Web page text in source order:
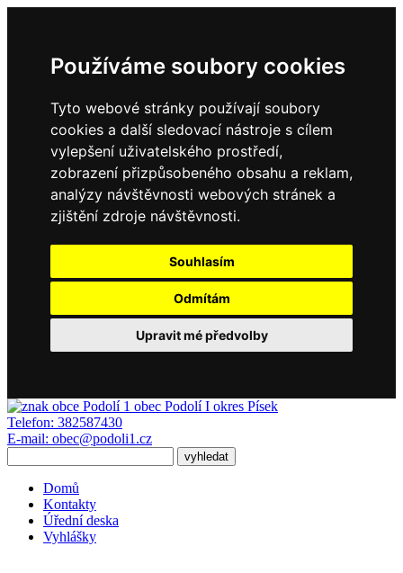
Používáme soubory cookies
Tyto webové stránky používají soubory
cookies a další sledovací nástroje s cílem
vylepšení uživatelského prostředí,
zobrazení přizpůsobeného obsahu a reklam,
analýzy návštěvnosti webových stránek a
zjištění zdroje návštěvnosti.
Souhlasím
Odmítám
Upravit mé předvolby
obec Podolí I okres Písek
Telefon: 382587430
E-mail: obec@podoli1.cz
Domů
Kontakty
Úřední deska
Vyhlášky